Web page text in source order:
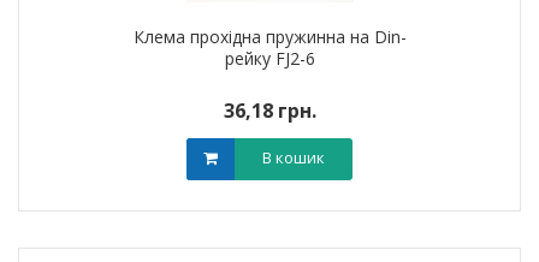
Клема прохідна пружинна на Din-
рейку FJ2-6
36,18 грн.
В кошик